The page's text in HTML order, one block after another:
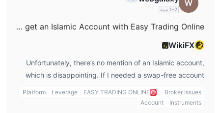
1-2 سنة
Can I get an Islamic Account with Easy Trading Online?
WikiFXرد
Unfortunately, there’s no mention of an Islamic account,
which is disappointing. If I needed a swap-free account
for religious reasons, this could be a dealbreaker for me.
It’s something to keep in mind if you fall into this category.
Broker Issues
EASY TRADING ONLINE
Leverage
Platform
Instruments
Account